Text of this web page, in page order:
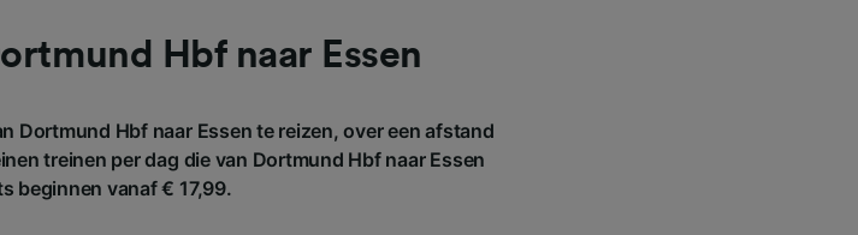
Hbf naar Essen
Dortmund Hbf naar Essen te reizen, over een afstand
treinen per dag die van Dortmund Hbf naar Essen
beginnen vanaf € 17,99.